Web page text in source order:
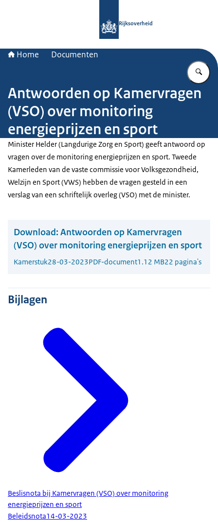
Rijksoverheid
Home Documenten
Antwoorden op Kamervragen
(VSO) over monitoring
energieprijzen en sport
Minister Helder (Langdurige Zorg en Sport) geeft antwoord op
vragen over de monitoring energieprijzen en sport. Tweede
Kamerleden van de vaste commissie voor Volksgezondheid,
Welzijn en Sport (VWS) hebben de vragen gesteld in een
verslag van een schriftelijk overleg (VSO) met de minister.
Download: Antwoorden op Kamervragen
(VSO) over monitoring energieprijzen en sport
Kamerstuk28-03-2023PDF-document1.12 MB22 pagina's
Bijlagen
Beslisnota bij Kamervragen (VSO) over monitoring
energieprijzen en sport
Beleidsnota14-03-2023